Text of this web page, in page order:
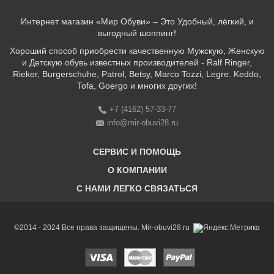
Интернет магазин «Мир Обуви» – Это Удобный, лёгкий, и
выгодный шоппинг!
Хороший способ приобрести качественную Мужскую, Женскую
и Детскую обувь известных производителей - Ralf Ringer,
Rieker, Burgerschuhe, Patrol, Betsy, Marco Tozzi, Legre. Keddo,
Tofa, Goergo и многих других!
+7 (4162) 57-33-77
info@mir-obuvi28.ru
СЕРВИС И ПОМОЩЬ
Бонусная программа
История компании
Контакты
О КОМПАНИИ
Бренды
C НАМИ ЛЕГКО СВЯЗАТЬСЯ
©2014 - 2024 Все права защищены. Mir-obuvi28.ru